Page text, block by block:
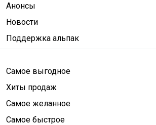
Анонсы
Новости
Поддержка альпак
Самое выгодное
Хиты продаж
Самое желанное
Самое быстрое